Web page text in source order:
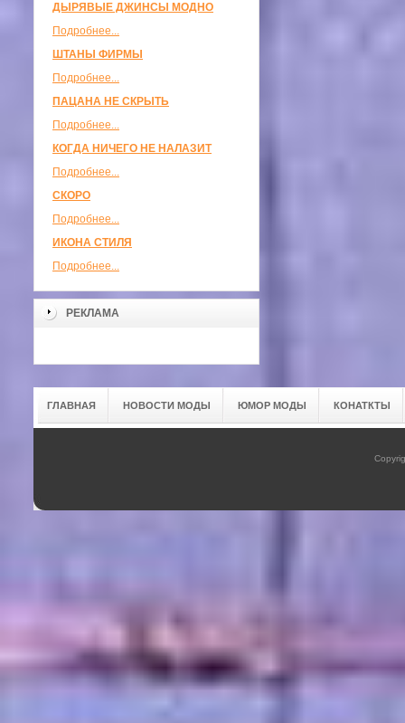
ДЫРЯВЫЕ ДЖИНСЫ МОДНО
Подробнее...
ШТАНЫ ФИРМЫ
Подробнее...
ПАЦАНА НЕ СКРЫТЬ
Подробнее...
КОГДА НИЧЕГО НЕ НАЛАЗИТ
Подробнее...
СКОРО
Подробнее...
ИКОНА СТИЛЯ
Подробнее...
РЕКЛАМА
ГЛАВНАЯ НОВОСТИ МОДЫ ЮМОР МОДЫ КОНАТКТЫ